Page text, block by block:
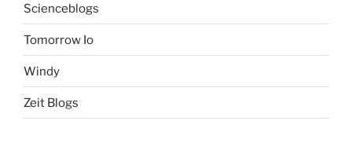
Scienceblogs
Tomorrow Io
Windy
Zeit Blogs